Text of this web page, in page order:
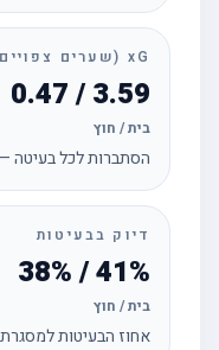
xG (שערים צפויים)
3.59 / 0.47
בית / חוץ
הסתברות לכל בעיטה —
דיוק בבעיטות
41% / 38%
בית / חוץ
אחוז הבעיטות למסגרת